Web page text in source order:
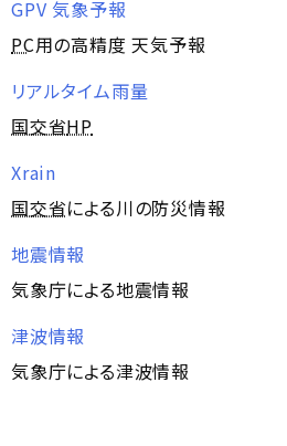
GPV 気象予報
PC用の高精度 天気予報
リアルタイム雨量
国交省HP
Xrain
国交省による川の防災情報
地震情報
気象庁による地震情報
津波情報
気象庁による津波情報